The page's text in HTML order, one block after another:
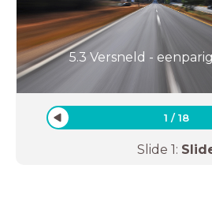
5.3 Versneld -
1 /18
Slide 1: